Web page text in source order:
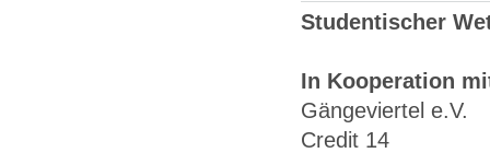
Studentischer
In Kooperation
Gängeviertel e.V.
Credit 14